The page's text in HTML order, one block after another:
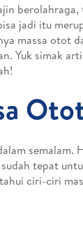
jadi itu
massa otot
Yuk simak
semalam.
tepat
ciri-ciri